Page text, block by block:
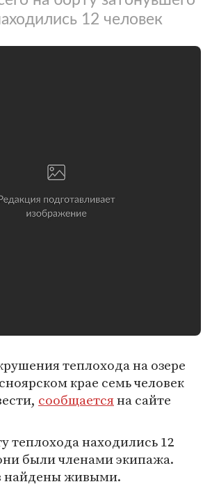
12 человек
теплохода на озере
крае семь человек
сообщаетсяна сайте
теплохода находились 12
были членами экипажа.
найдены живыми.